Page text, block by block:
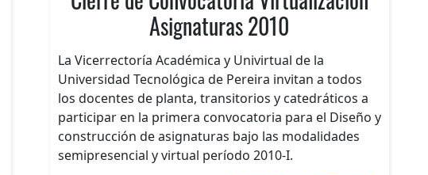
Asignaturas 2010
La Vicerrectoría Académica y Univirtual de la
Universidad Tecnológica de Pereira invitan a todos
los docentes de planta, transitorios y catedráticos a
participar en la primera convocatoria para el Diseño y
construcción de asignaturas bajo las modalidades
semipresencial y virtual período 2010-I.